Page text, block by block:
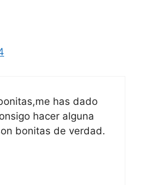
has dado
hacer alguna
bonitas de verdad.